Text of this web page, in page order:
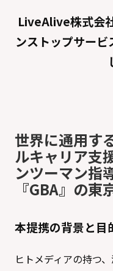
LiveAlive株式会
ンストップサー
世界に通用す
ルキャリア支
ンツーマン指
『GBA』の東
本提携の背景と目
ヒトメディアの持つ